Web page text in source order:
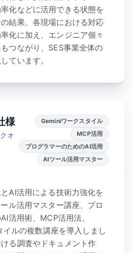
化などに活用できる状態を
結果、各現場における対応
化に加え、エンジニア個々
つながり、SES事業全体の
ています。
様
オ
Geminiワークスタイル
MCP活用
プログラマーのためのAI活用
AIツール活用マスター
AI活用による技術力強化を
ル活用マスター講座、プロ
活用術、MCP活用法、
ルの複数講座を導入しまし
る調査やドキュメント作